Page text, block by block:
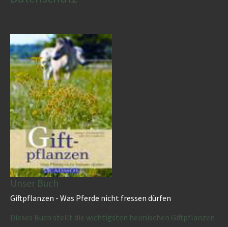
Unser Buch
Giftpflanzen - Was Pferde nicht fressen dürfen
Dieses Buch stellt die wichtigsten heimischen Giftpflanzen